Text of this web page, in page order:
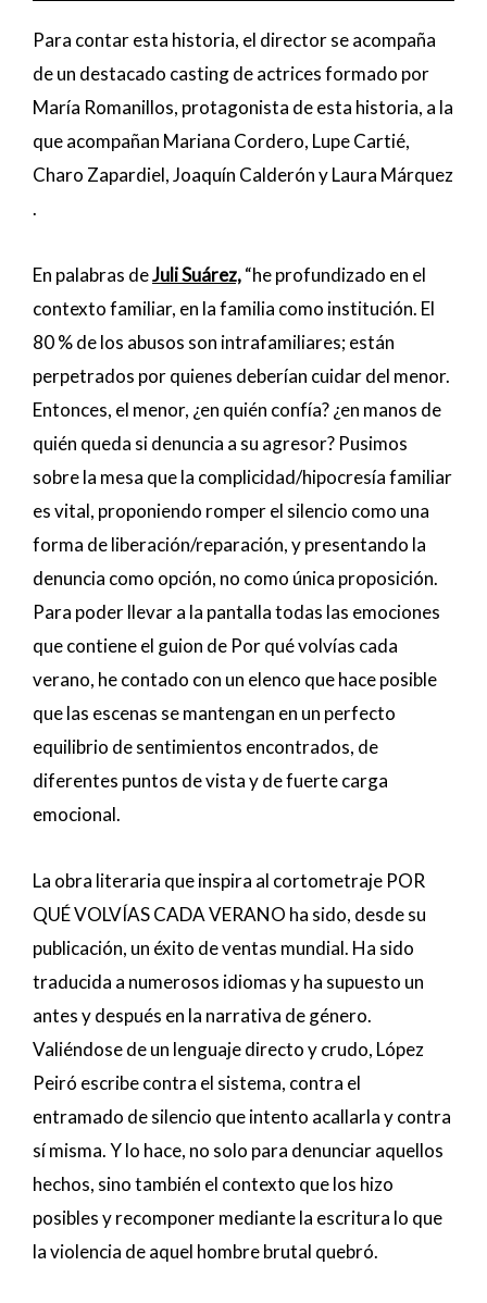
Para contar esta historia, el director se acompaña
de un destacado casting de actrices formado por
María Romanillos, protagonista de esta historia, a la
que acompañan Mariana Cordero, Lupe Cartié,
Charo Zapardiel, Joaquín Calderón y Laura Márquez
.
En palabras deJuli Suárez,“he profundizado en el
contexto familiar, en la familia como institución. El
80 % de los abusos son intrafamiliares; están
perpetrados por quienes deberían cuidar del menor.
Entonces, el menor, ¿en quién confía? ¿en manos de
quién queda si denuncia a su agresor? Pusimos
sobre la mesa que la complicidad/hipocresía familiar
es vital, proponiendo romper el silencio como una
forma de liberación/reparación, y presentando la
denuncia como opción, no como única proposición.
Para poder llevar a la pantalla todas las emociones
que contiene el guion de Por qué volvías cada
verano, he contado con un elenco que hace posible
que las escenas se mantengan en un perfecto
equilibrio de sentimientos encontrados, de
diferentes puntos de vista y de fuerte carga
emocional.
La obra literaria que inspira al cortometraje POR
QUÉ VOLVÍAS CADA VERANO ha sido, desde su
publicación, un éxito de ventas mundial. Ha sido
traducida a numerosos idiomas y ha supuesto un
antes y después en la narrativa de género.
Valiéndose de un lenguaje directo y crudo, López
Peiró escribe contra el sistema, contra el
entramado de silencio que intento acallarla y contra
sí misma. Y lo hace, no solo para denunciar aquellos
hechos, sino también el contexto que los hizo
posibles y recomponer mediante la escritura lo que
la violencia de aquel hombre brutal quebró.